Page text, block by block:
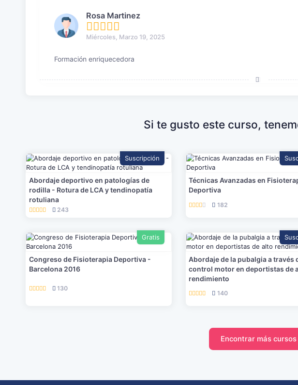
Rosa Martinez
Miércoles, Marzo 19, 2025
Formación enriquecedora
Si te gusto este curso,
Suscripción
Abordaje deportivo en patologías de
rodilla - Rotura de LCA y tendinopatía
rotuliana
243
Técnicas Avanzadas en
Deportiva
182
Gratis
Congreso de Fisioterapia Deportiva -
Barcelona 2016
130
Abordaje de la pubalgia a través
control motor en deportistas de
rendimiento
140
Encontrar más cursos